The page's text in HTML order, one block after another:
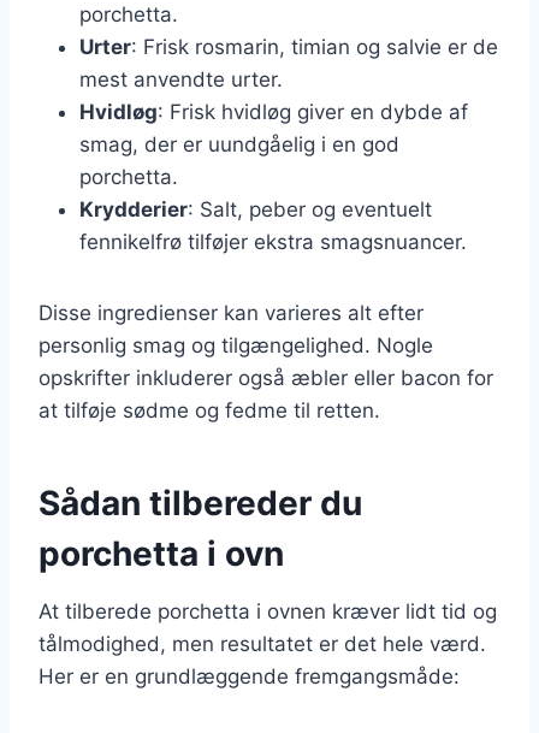
porchetta.
Urter: Frisk rosmarin, timian og salvie er de
mest anvendte urter.
Hvidløg: Frisk hvidløg giver en dybde af
smag, der er uundgåelig i en god
porchetta.
Krydderier: Salt, peber og eventuelt
fennikelfrø tilføjer ekstra smagsnuancer.
Disse ingredienser kan varieres alt efter
personlig smag og tilgængelighed. Nogle
opskrifter inkluderer også æbler eller bacon for
at tilføje sødme og fedme til retten.
Sådan tilbereder du
porchetta i ovn
At tilberede porchetta i ovnen kræver lidt tid og
tålmodighed, men resultatet er det hele værd.
Her er en grundlæggende fremgangsmåde: